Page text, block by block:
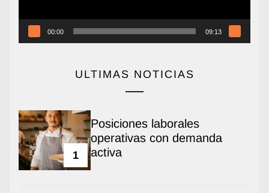
00:00 09:13
ULTIMAS NOTICIAS
1
Posiciones laborales
operativas con demanda
activa